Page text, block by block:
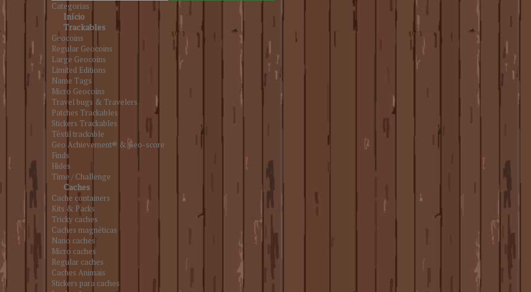
Categorias
Início
Trackables
Geocoins
Regular Geocoins
Large Geocoins
Limited Editions
Name Tags
Micro Geocoins
Travel bugs & Travelers
Patches Trackables
Stickers Trackables
Têxtil trackable
Geo Achievement® & Geo-score
Finds
Hides
Time / Challenge
Caches
Cache containers
Kits & Packs
Tricky caches
Caches magnéticas
Nano caches
Micro caches
Regular caches
Caches Animais
Stickers para caches